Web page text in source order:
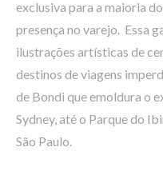
exclusiva para a maioria
presença no varejo. Essa
ilustrações artísticas de
destinos de viagens
de Bondi que emoldura o
Sydney, até o Parque do
São Paulo.